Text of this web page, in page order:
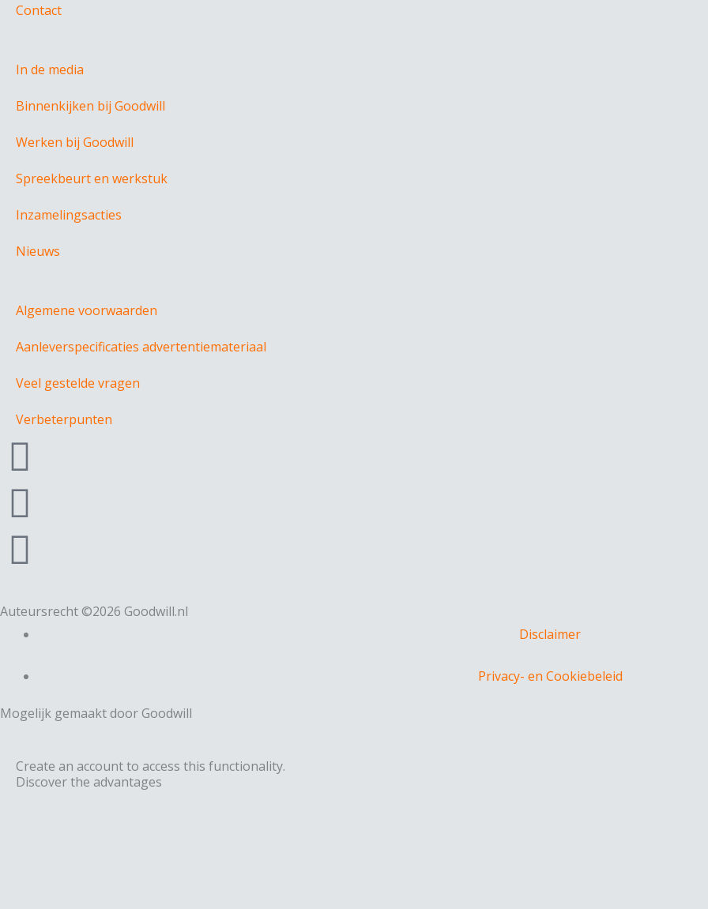
Contact
In de media
Binnenkijken bij Goodwill
Werken bij Goodwill
Spreekbeurt en werkstuk
Inzamelingsacties
Nieuws
Algemene voorwaarden
Aanleverspecificaties advertentiemateriaal
Veel gestelde vragen
Verbeterpunten
F
a
c
e
b
o
o
k
I
n
s
t
a
g
a
L
n
k
e
d
i
Auteursrecht ©2026 Goodwill.nl
Disclaimer
Privacy- en Cookiebeleid
Mogelijk gemaakt door Goodwill
Create an account to access this functionality.
Discover the advantages